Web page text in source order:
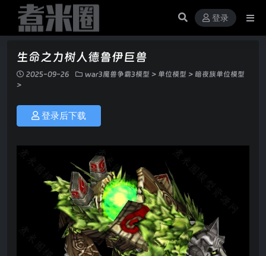
登录
生命之力树人德鲁伊巨兽
2025-09-26 war3魔兽争霸3模型 > 单位模型 > 暗夜族单位模型
>
登录后下载